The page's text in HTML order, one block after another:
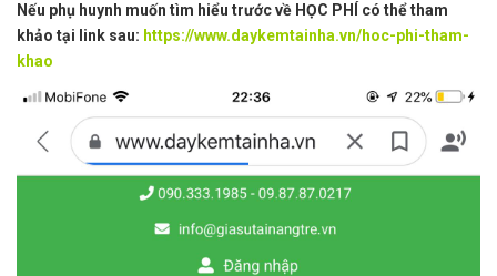
Nếu phụ huynh muốn tìm hiểu trước về HỌC PHÍ có thể tham
khảo tại link sau: https://www.daykemtainha.vn/hoc-phi-tham-
khao